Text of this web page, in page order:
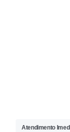
Atendimento